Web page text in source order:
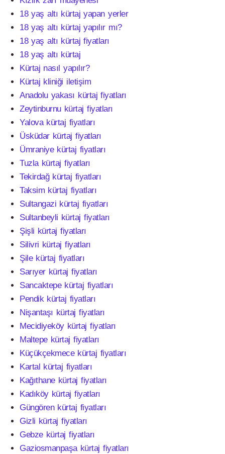
18 yaş altı kürtaj yapan yerler
18 yaş altı kürtaj yapılır mı?
18 yaş altı kürtaj fiyatları
18 yaş altı kürtaj
Kürtaj nasıl yapılır?
Kürtaj kliniği iletişim
Anadolu yakası kürtaj fiyatları
Zeytinburnu kürtaj fiyatları
Yalova kürtaj fiyatları
Üsküdar kürtaj fiyatları
Ümraniye kürtaj fiyatları
Tuzla kürtaj fiyatları
Tekirdağ kürtaj fiyatları
Taksim kürtaj fiyatları
Sultangazi kürtaj fiyatları
Sultanbeyli kürtaj fiyatları
Şişli kürtaj fiyatları
Silivri kürtaj fiyatları
Şile kürtaj fiyatları
Sarıyer kürtaj fiyatları
Sancaktepe kürtaj fiyatları
Pendik kürtaj fiyatları
Nişantaşı kürtaj fiyatları
Mecidiyeköy kürtaj fiyatları
Maltepe kürtaj fiyatları
Küçükçekmece kürtaj fiyatları
Kartal kürtaj fiyatları
Kağıthane kürtaj fiyatları
Kadıköy kürtaj fiyatları
Güngören kürtaj fiyatları
Gizli kürtaj fiyatları
Gebze kürtaj fiyatları
Gaziosmanpaşa kürtaj fiyatları